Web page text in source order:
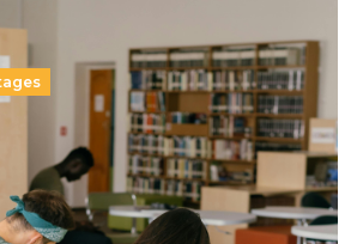
dérive qui met à mal la
régulation de l’enseignement